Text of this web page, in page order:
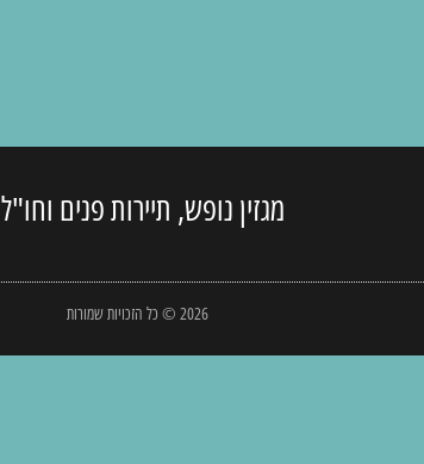
מגזין נופש, תיירות פנים וחו"ל
2026 © כל הזכויות שמורות